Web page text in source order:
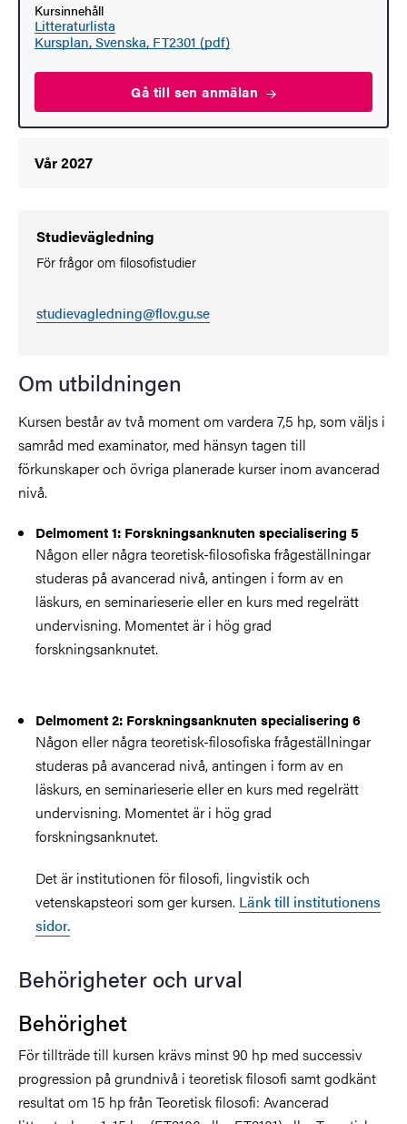
Kursinnehåll
Litteraturlista
Kursplan, Svenska, FT2301 (pdf)
Gå till senanmälan
Vår 2027
Studievägledning
För frågor om filosofistudier
studievagledning@flov.gu.se
Om utbildningen
Kursen består av två moment om vardera 7,5 hp, som väljs i
samråd med examinator, med hänsyn tagen till
förkunskaper och övriga planerade kurser inom avancerad
nivå.
Delmoment 1: Forskningsanknuten specialisering 5
Någon eller några teoretisk-filosofiska frågeställningar
studeras på avancerad nivå, antingen i form av en
läskurs, en seminarieserie eller en kurs med regelrätt
undervisning. Momentet är i hög grad
forskningsanknutet.
Delmoment 2: Forskningsanknuten specialisering 6
Någon eller några teoretisk-filosofiska frågeställningar
studeras på avancerad nivå, antingen i form av en
läskurs, en seminarieserie eller en kurs med regelrätt
undervisning. Momentet är i hög grad
forskningsanknutet.
Det är institutionen för filosofi, lingvistik och
vetenskapsteori som ger kursen. Länk till institutionens
sidor.
Behörigheter och urval
Behörighet
För tillträde till kursen krävs minst 90 hp med successiv
progression på grundnivå i teoretisk filosofi samt godkänt
resultat om 15 hp från Teoretisk filosofi: Avancerad